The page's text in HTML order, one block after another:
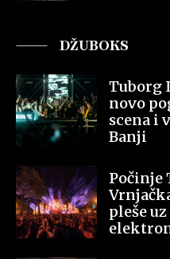
DŽUBOKS
Tuborg
novo
scena i
Banji
Počinje
pleše